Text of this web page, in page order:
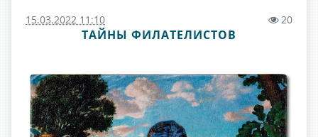
15.03.2022 11:10 20
ТАЙНЫ ФИЛАТЕЛИСТОВ